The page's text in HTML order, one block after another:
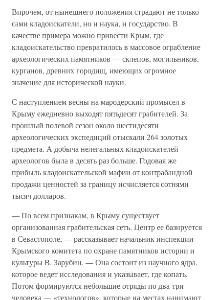
Впрочем, от нынешнего положения страдают не только
сами кладоискатели, но и наука, и государство. В
качестве примера можно привести Крым, где
кладоискательство превратилось в массовое ограбление
археологических памятников — склепов, могильников,
курганов, древних городищ, имеющих огромное
значение для исторической науки.
С наступлением весны на мародерский промысел в
Крыму ежедневно выходят пятьдесят грабителей. За
прошлый полевой сезон около шестидесяти
археологических экспедиций отыскали 264 золотых
предмета. А добыча нелегальных кладоискателей-
археологов была в десять раз больше. Годовая же
прибыль кладоискательской мафии от контрабандной
продажи ценностей за границу исчисляется сотнями
тысяч долларов.
— По всем признакам, в Крыму существует
организованная грабительская сеть. Центр ее базируется
в Севастополе, — рассказывает начальник инспекции
Крымского комитета по охране памятников истории и
культуры В. Зарубин. — Она состоит из научного ядра,
которое ведет исследования и указывает, где копать.
Потом формируются небольшие отряды по два-три
человека — «технологов», которые на местах нанимают